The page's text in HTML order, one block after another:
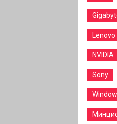
Lenovo
NVIDIA
Sony